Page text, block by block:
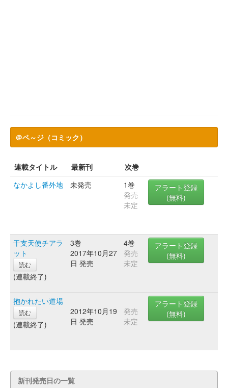
＠ペ～ジ（コミック）
連載タイトル 最新刊
次巻
なかよし番外地
未発売
1巻
発売
未定
アラート登録
(無料)
干支天使チアラ
ット
読む
(連載終了)
3巻
2017年10月27
日 発売
4巻
発売
未定
アラート登録
(無料)
抱かれたい道場
読む
(連載終了)
2012年10月19
日 発売
発売
未定
アラート登録
(無料)
新刊発売日の一覧